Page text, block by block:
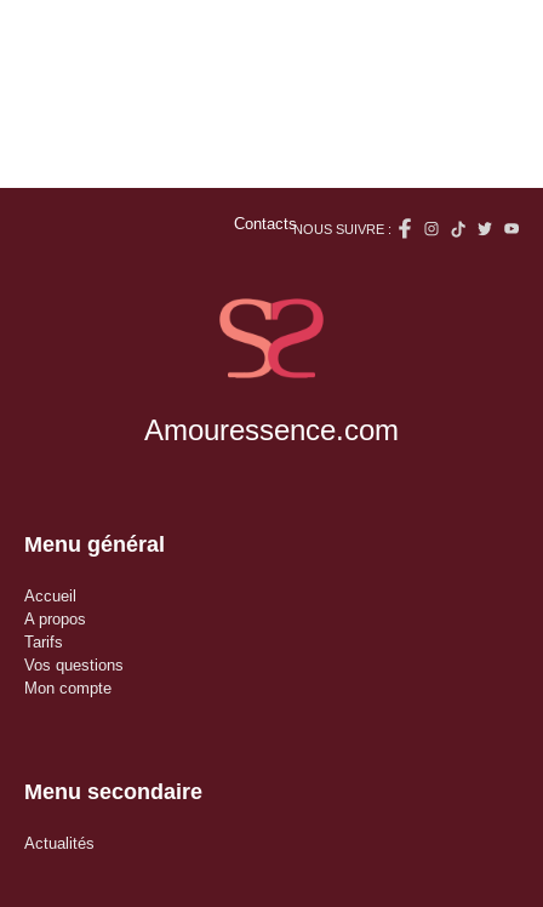
Contacts
Amouressence.com
Menu général
Accueil
A propos
Tarifs
Vos questions
Mon compte
Menu secondaire
Actualités
NOUS SUIVRE :